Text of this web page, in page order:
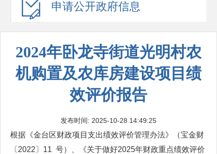
申请公开政府信息
2024年卧龙寺街道光明村农
机购置及农库房建设项目绩
效评价报告
发布时间: 2025-10-28 14:49:25
根据《金台区财政项目支出绩效评价管理办法》（宝金财
〔2022〕11 号）、《关于做好2025年财政重点绩效评价